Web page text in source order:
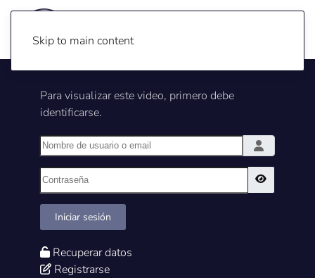
Skip to main content
Para visualizar este video, primero debe
identificarse.
Nombre de usuario o email
Contraseña
Iniciar sesión
Recuperar datos
Registrarse